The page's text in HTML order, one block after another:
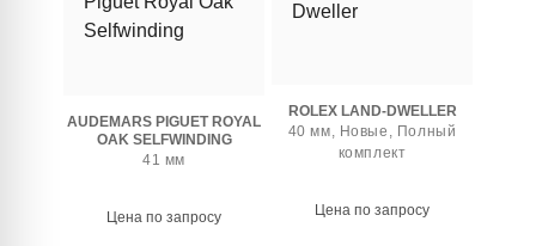
AUDEMARS PIGUET ROYAL
OAK SELFWINDING
41 мм
Цена по запросу
ROLEX LAND-DWELLER
40 мм, Новые, Полный
комплект
Цена по запросу